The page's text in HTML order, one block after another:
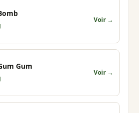
Voir →
Gum
Voir →